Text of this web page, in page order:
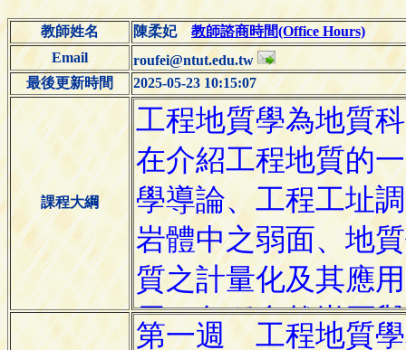
教師姓名 陳柔妃教師諮商時間(Office Hours)
Email
roufei@ntut.edu.tw
最後更新時間
2025-05-23 10:15:07
課程大綱